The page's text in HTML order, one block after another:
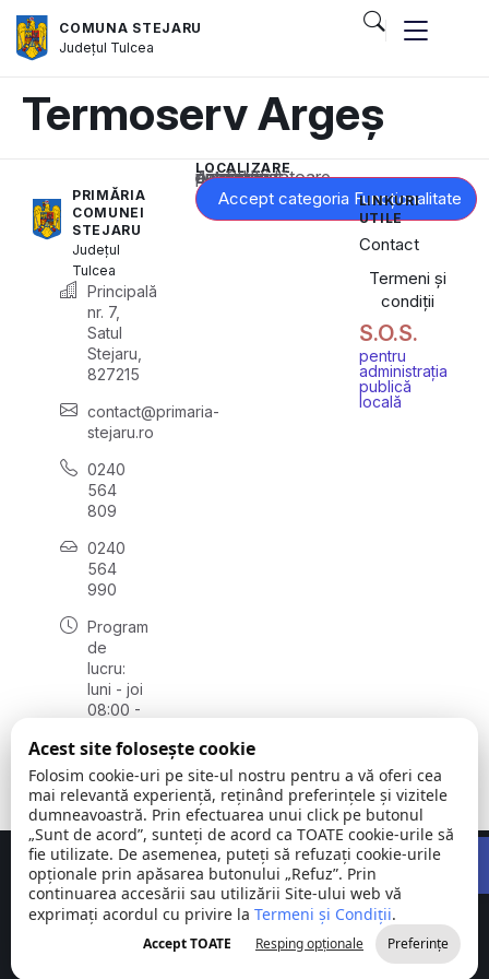
COMUNA STEJARU
Județul Tulcea
Termoserv Argeș
PRIMĂRIA
COMUNEI
STEJARU
Județul
Tulcea
Principală
nr. 7,
Satul
Stejaru,
827215
contact@primaria-
stejaru.ro
0240
564
809
0240
564
990
Program
de
lucru:
luni - joi
08:00 -
vineri
08:00 -
14:00
LOCALIZARE
Acest conținut este blocat până când acceptați categoria corespunzătoare de cookie-uri.
Accept categoria Funcționalitate
LINKURI
UTILE
Contact
Termeni și
condiții
S.O.S.
pentru
administrația
publică
locală
Comuna
Stejaru |
județul Tulcea
©
2026
Toate
drepturile
rezervate
Concept realizat deBig Media Relații Publice SRL
Acest site folosește cookie
Folosim cookie-uri pe site-ul nostru pentru a vă oferi cea
mai relevantă experiență, reținând preferințele și vizitele
dumneavoastră. Prin efectuarea unui click pe butonul
„Sunt de acord”, sunteți de acord ca TOATE cookie-urile să
fie utilizate. De asemenea, puteți să refuzați cookie-urile
opționale prin apăsarea butonului „Refuz”. Prin
continuarea accesării sau utilizării Site-ului web vă
exprimați acordul cu privire la Termeni și Condiții.
Accept TOATE Resping opționale Preferințe